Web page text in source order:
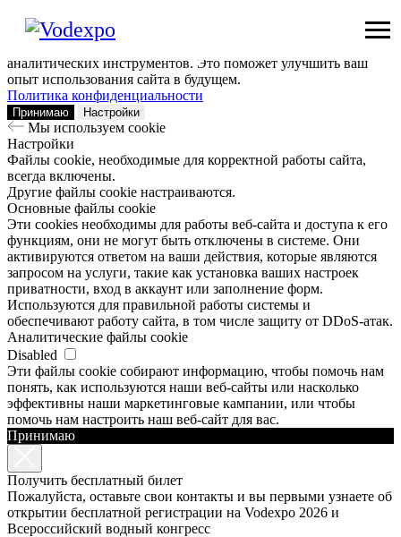
Мы используем сookie
Заходя на наш сайт, вы помогаете нам сделать его лучше: мы
аналитических инструментов. Это поможет улучшить ваш
опыт использования сайта в будущем.
Политика конфиденциальности
Принимаю Настройки
Мы используем сookie
Настройки
Файлы cookie, необходимые для корректной работы сайта,
всегда включены.
Другие файлы cookie настраиваются.
Основные файлы cookie
Эти cookies необходимы для работы веб-сайта и доступа к его
функциям, они не могут быть отключены в системе. Они
активируются ответом на ваши действия, которые являются
запросом на услуги, такие как установка ваших настроек
приватности, вход в аккаунт или заполнение форм.
Используются для правильной работы системы и
обеспечивают работу сайта, в том числе защиту от DDoS-атак.
Аналитические файлы cookie
Disabled
Эти файлы cookie собирают информацию, чтобы помочь нам
понять, как используются наши веб-сайты или насколько
эффективны наши маркетинговые кампании, или чтобы
помочь нам настроить наш веб-сайт для вас.
Принимаю
Получить бесплатный билет
Пожалуйста, оставьте свои контакты и вы первыми узнаете об
открытии бесплатной регистрации на Vodexpo 2026 и
Всероссийский водный конгресс